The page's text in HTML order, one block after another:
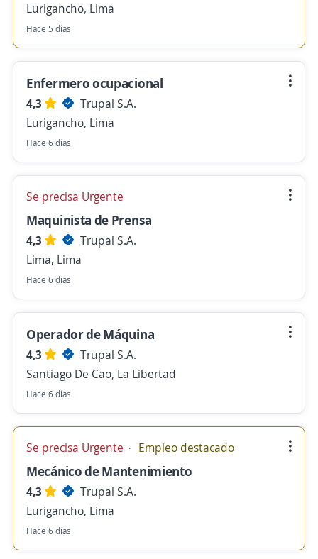
Lurigancho, Lima
Hace 5 días
Enfermero ocupacional
4,3
Trupal S.A.
Lurigancho, Lima
Hace 6 días
Se precisa Urgente
Maquinista de Prensa
4,3
Trupal S.A.
Lima, Lima
Hace 6 días
Operador de Máquina
4,3
Trupal S.A.
Santiago De Cao, La Libertad
Hace 6 días
Se precisa Urgente Empleo destacado
Mecánico de Mantenimiento
4,3
Trupal S.A.
Lurigancho, Lima
Hace 6 días